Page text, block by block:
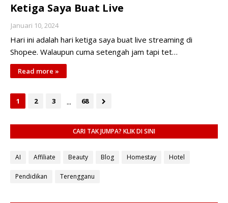
Ketiga Saya Buat Live
Januari 10, 2024
Hari ini adalah hari ketiga saya buat live streaming di
Shopee. Walaupun cuma setengah jam tapi tet…
Read more »
1 2 3 ... 68
CARI TAK JUMPA? KLIK DI SINI
AI Affiliate Beauty Blog Homestay Hotel
Pendidikan Terengganu